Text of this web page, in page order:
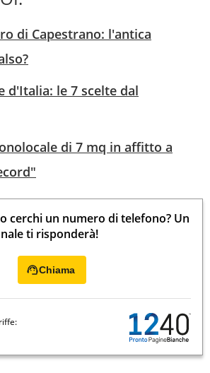
di Capestrano: l'antica
d'Italia: le 7 scelte dal
di 7 mq in affitto a
cerchi un numero di telefono? Un
ti risponderà!
Chiama